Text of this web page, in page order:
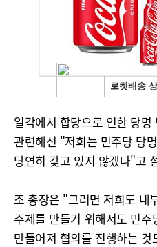
일각에서 합당으로 인한 당
관련해선 "저희는 민주당 당
당연히 갖고 있지 않겠나"고
조 총장은 "그러면 저희도 내
주제를 만들기 위해서도 민
만들어져 협의를 진행하는